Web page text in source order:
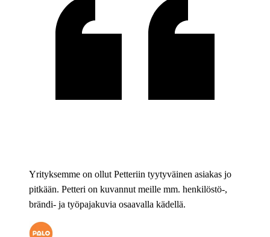
Yrityksemme on ollut Petteriin tyytyväinen asiakas jo
pitkään. Petteri on kuvannut meille mm. henkilöstö-,
brändi- ja työpajakuvia osaavalla kädellä.